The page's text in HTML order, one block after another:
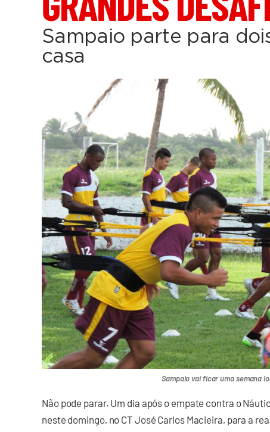
Sampaio parte para
casa
Sampaio vai ficar uma semana
Não pode parar. Um dia após o empate contra o
neste domingo, no CT José Carlos Macieira, para a